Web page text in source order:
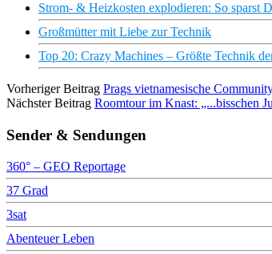
Strom- & Heizkosten explodieren: So sparst
Großmütter mit Liebe zur Technik
Top 20: Crazy Machines – Größte Technik
Vorheriger Beitrag Prags vietnamesische
Nächster Beitrag Roomtour im Knast: „...bisschen
Sender & Sendungen
360° – GEO Reportage
37 Grad
3sat
Abenteuer Leben